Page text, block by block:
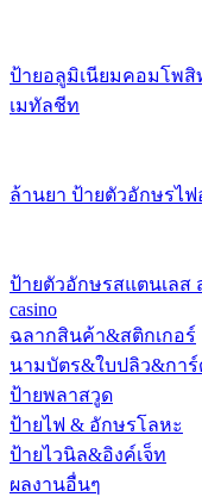
ป้ายอลูมิเนียมคอมโพสิ
เมทัลชีท
ล้านยา ป้ายตัวอักษรไ
ป้ายตัวอักษรสแตนเลส
casino
ฉลากสินค้า&สติกเกอร์
นามบัตร&ใบปลิว&การ์
ป้ายพลาสวูด
ป้ายไฟ & อักษรโลหะ
ป้ายไวนิล&อิงค์เจ็ท
ผลงานอื่นๆ